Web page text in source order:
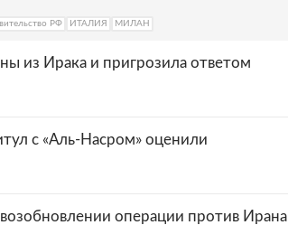
РФ ИТАЛИЯ МИЛАН
из Ирака и пригрозила ответом
с «Аль-Насром» оценили
операции против Ирана